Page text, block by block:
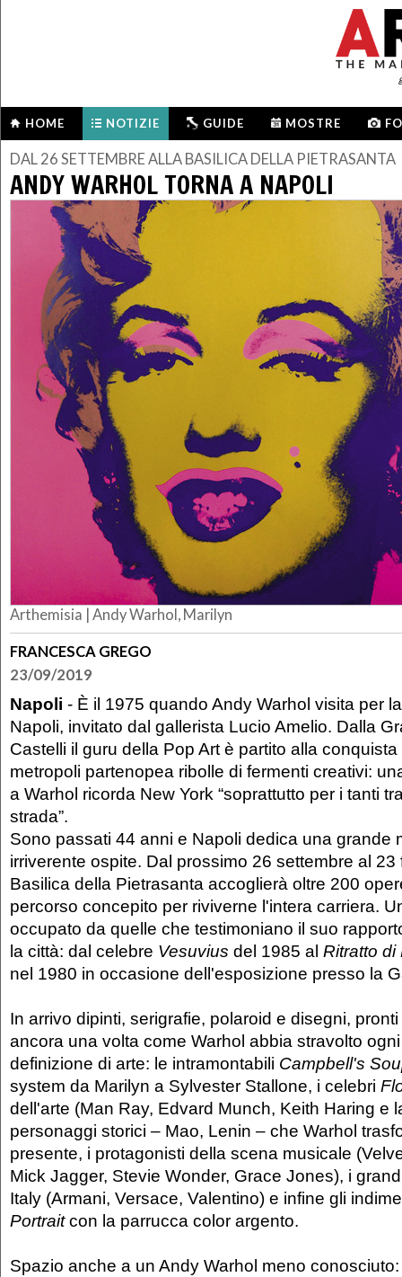
HOME NOTIZIE GUIDE MOSTRE
DAL 26 SETTEMBRE ALLA BASILICA DELLA PIETRASANTA
ANDY WARHOL TORNA A NAPOLI
Arthemisia | Andy Warhol, Marilyn
FRANCESCA GREGO
23/09/2019
Napoli - È il 1975 quando Andy Warhol visita per
Napoli, invitato dal gallerista Lucio Amelio. Dalla
Castelli il guru della Pop Art è partito alla
metropoli partenopea ribolle di fermenti creativi:
a Warhol ricorda New York “soprattutto per i tanti
strada”.
Sono passati 44 anni e Napoli dedica una grande
irriverente ospite. Dal prossimo 26 settembre al
Basilica della Pietrasanta accoglierà oltre 200
percorso concepito per riviverne l'intera carriera.
occupato da quelle che testimoniano il suo
la città: dal celebre Vesuvius del 1985 al Ritratto di
nel 1980 in occasione dell'esposizione presso la
In arrivo dipinti, serigrafie, polaroid e disegni,
ancora una volta come Warhol abbia stravolto
definizione di arte: le intramontabili Campbell's
system da Marilyn a Sylvester Stallone, i celebri
dell'arte (Man Ray, Edvard Munch, Keith Haring e
personaggi storici – Mao, Lenin – che Warhol
presente, i protagonisti della scena musicale
Mick Jagger, Stevie Wonder, Grace Jones), i
Italy (Armani, Versace, Valentino) e infine gli
Portraitcon la parrucca color argento.
Spazio anche a un Andy Warhol meno